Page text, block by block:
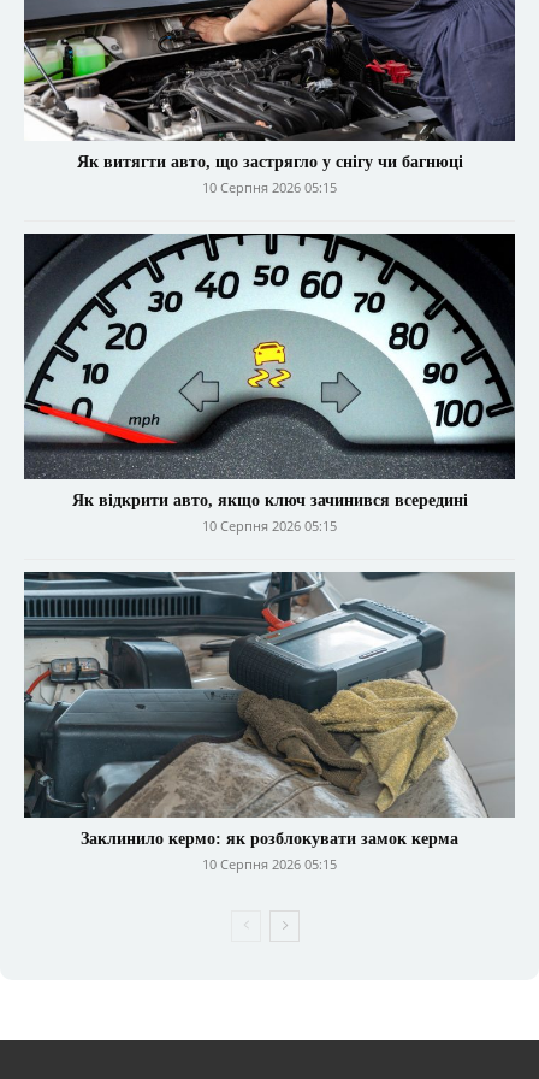
Як витягти авто, що застрягло у снігу чи багнюці
10 Серпня 2026 05:15
Як відкрити авто, якщо ключ зачинився всередині
10 Серпня 2026 05:15
Заклинило кермо: як розблокувати замок керма
10 Серпня 2026 05:15